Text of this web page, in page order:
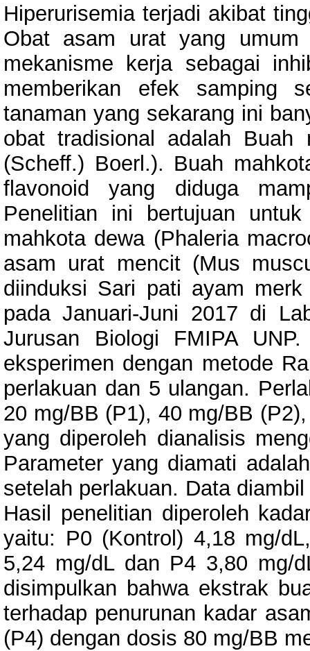
Hiperurisemia terjadi akibat
Obat asam urat yang umum
mekanisme kerja sebagai
memberikan efek samping
tanaman yang sekarang ini
obat tradisional adalah Buah
(Scheff.) Boerl.). Buah
flavonoid yang diduga
Penelitian ini bertujuan
mahkota dewa (Phaleria
asam urat mencit (Mus
diinduksi Sari pati ayam
pada Januari-Juni 2017 di
Jurusan Biologi FMIPA
eksperimen dengan metode
perlakuan dan 5 ulangan.
20 mg/BB (P1), 40 mg/BB
yang diperoleh dianalisis
Parameter yang diamati
setelah perlakuan. Data
Hasil penelitian diperoleh
yaitu: P0 (Kontrol) 4,18 mg/
5,24 mg/dL dan P4 3,80 mg/
disimpulkan bahwa ekstrak
terhadap penurunan kadar
(P4) dengan dosis 80 mg/BB